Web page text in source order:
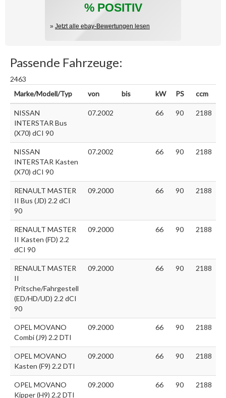
% POSITIV
» Jetzt alle ebay-Bewertungen lesen
Passende Fahrzeuge:
2463
Marke/Modell/Typ
von bis kW PS ccm
NISSAN
INTERSTAR Bus
(X70) dCI 90
07.2002 66 90 2188
NISSAN
INTERSTAR Kasten
(X70) dCI 90
07.2002 66 90 2188
RENAULT MASTER
II Bus (JD) 2.2 dCI
90
09.2000 66 90 2188
RENAULT MASTER
II Kasten (FD) 2.2
dCI 90
09.2000 66 90 2188
RENAULT MASTER
II
Pritsche/Fahrgestell
(ED/HD/UD) 2.2 dCI
90
09.2000 66 90 2188
OPEL MOVANO
Combi (J9) 2.2 DTI
09.2000 66 90 2188
OPEL MOVANO
Kasten (F9) 2.2 DTI
09.2000 66 90 2188
OPEL MOVANO
Kipper (H9) 2.2 DTI
09.2000 66 90 2188